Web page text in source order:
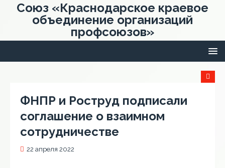
Союз «Краснодарское краевое
объединение организаций
профсоюзов»
ФНПР и Роструд подписали
соглашение о взаимном
сотрудничестве
22 апреля 2022